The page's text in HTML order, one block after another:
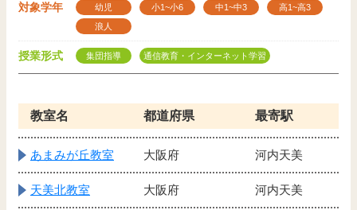
対象学年 幼児 小1~小6 中1~中3
高1~高3
浪人
授業形式 集団指導 通信教育・インターネット学習
教室名 都道府県 最寄駅
あまみが丘教室 大阪府 河内天美
天美北教室 大阪府 河内天美